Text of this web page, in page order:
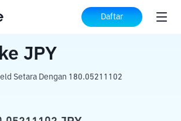
Daftar
Kripto JPY
ke JPY
Setara Dengan 180.05211102